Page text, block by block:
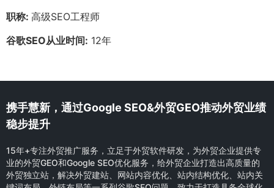
职称: 高级SEO工程师
谷歌SEO从业时间: 12年
携手慧新，通过Google SEO&外贸GEO推动外贸业绩
稳步提升
15年+专注外贸推广服务，立足于外贸软件研发，为外贸企业提供专
业的外贸GEO和Google SEO优化服务，给外贸企业打造出高质量的
外贸独立站，解决外贸建站、网站内容优化、站内结构优化、站内关